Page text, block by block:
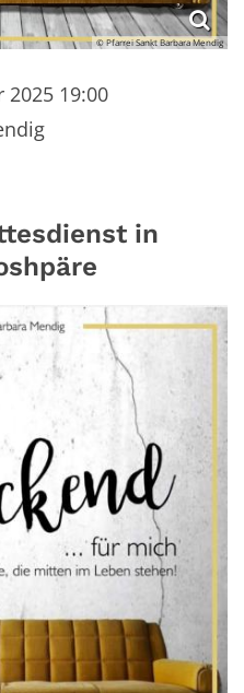
© Pfarrei Sankt Barbara Mendig
2025 19:00
in